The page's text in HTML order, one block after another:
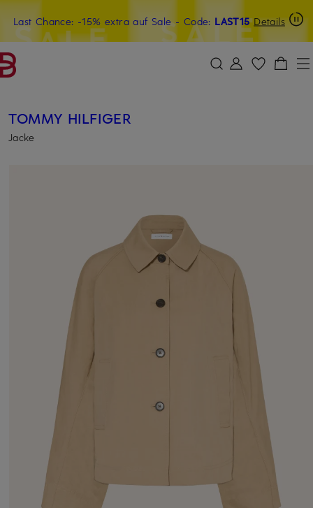
ZUM HAUPTINHALT ÜBERSPRINGEN ZUM SUCHFELD ÜBERSPRINGEN
Last Chance: -15% extra auf Sale- Code: LAST15 Details
20€-Willkommensgutschein mit Beyond sichern
TOMMY HILFIGER
Jacke